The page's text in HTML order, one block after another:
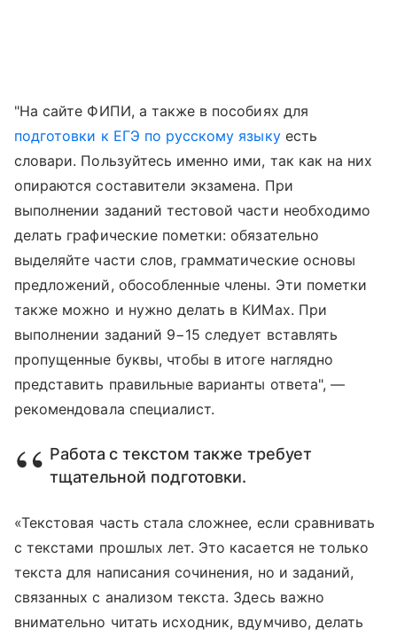
"На сайте ФИПИ, а также в пособиях для
подготовки к ЕГЭ по русскому языкуесть
словари. Пользуйтесь именно ими, так как на них
опираются составители экзамена. При
выполнении заданий тестовой части необходимо
делать графические пометки: обязательно
выделяйте части слов, грамматические основы
предложений, обособленные члены. Эти пометки
также можно и нужно делать в КИМах. При
выполнении заданий 9−15 следует вставлять
пропущенные буквы, чтобы в итоге наглядно
представить правильные варианты ответа", —
рекомендовала специалист.
Работа с текстом также требует
тщательной подготовки.
«Текстовая часть стала сложнее, если сравнивать
с текстами прошлых лет. Это касается не только
текста для написания сочинения, но и заданий,
связанных с анализом текста. Здесь важно
внимательно читать исходник, вдумчиво, делать